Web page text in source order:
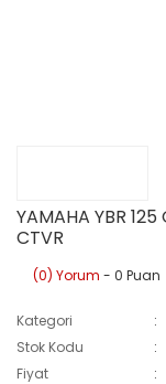
YAMAHA YBR
CTVR
(0) Yorum - 0 Puan
Kategori
Stok Kodu
Fiyat